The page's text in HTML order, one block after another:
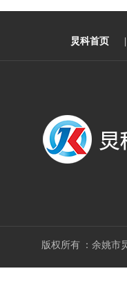
炅科首页 |
版权所有 ：余姚市